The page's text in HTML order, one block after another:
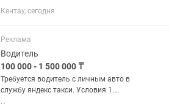
Работа в свободное время. Можете
подключиться после работы и
2.средний заработок от 2500 в...
Кентау, сегодня
Реклама
Водитель
100 000 - 1 500 000 ₸
Требуется водитель с личным авто в
службу яндекс такси. Условия 1.
Работа в свободное время. Можете